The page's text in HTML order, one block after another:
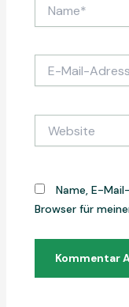
Mail-
Name, E-
Browser für